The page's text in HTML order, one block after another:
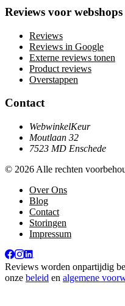
Reviews voor webshops
Reviews
Reviews in Google
Externe reviews tonen
Product reviews
Overstappen
Contact
WebwinkelKeur
Moutlaan 32
7523 MD Enschede
© 2026 Alle rechten
Over Ons
Blog
Contact
Storingen
Impressum
Reviews worden onpartijdig
onze beleid en algemene